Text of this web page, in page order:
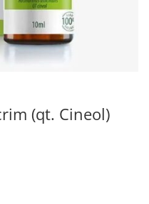
(qt. Cineol)
Phytoterapica - 10mL